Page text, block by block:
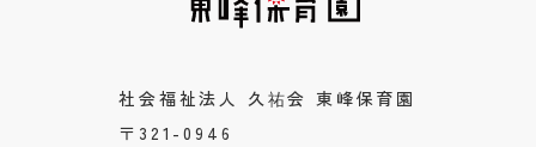
社会福祉法人 久祐会 東峰保育園
〒321-0946